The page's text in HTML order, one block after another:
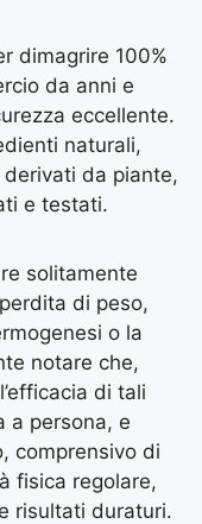
dimagrire 100%
da anni e
eccellente.
naturali,
da piante,
e testati.
solitamente
di peso,
o la
notare che,
di tali
a persona, e
comprensivo di
fisica regolare,
risultati duraturi.